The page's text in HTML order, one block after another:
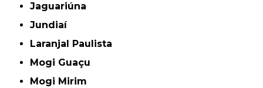
Jaguariúna
Jundiaí
Laranjal Paulista
Mogi Guaçu
Mogi Mirim